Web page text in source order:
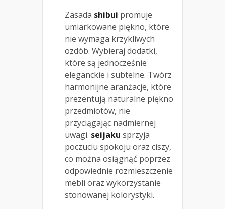
Zasada shibui promuje
umiarkowane piękno, które
nie wymaga krzykliwych
ozdób. Wybieraj dodatki,
które są jednocześnie
eleganckie i subtelne. Twórz
harmonijne aranżacje, które
prezentują naturalne piękno
przedmiotów, nie
przyciągając nadmiernej
uwagi. seijaku sprzyja
poczuciu spokoju oraz ciszy,
co można osiągnąć poprzez
odpowiednie rozmieszczenie
mebli oraz wykorzystanie
stonowanej kolorystyki.